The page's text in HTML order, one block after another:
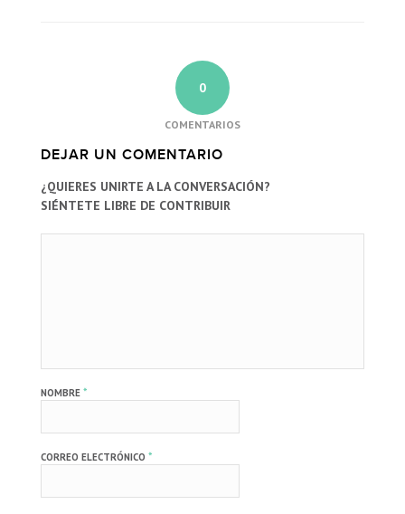
0
COMENTARIOS
DEJAR UN COMENTARIO
¿QUIERES UNIRTE A LA CONVERSACIÓN?
SIÉNTETE LIBRE DE CONTRIBUIR
NOMBRE*
CORREO ELECTRÓNICO*